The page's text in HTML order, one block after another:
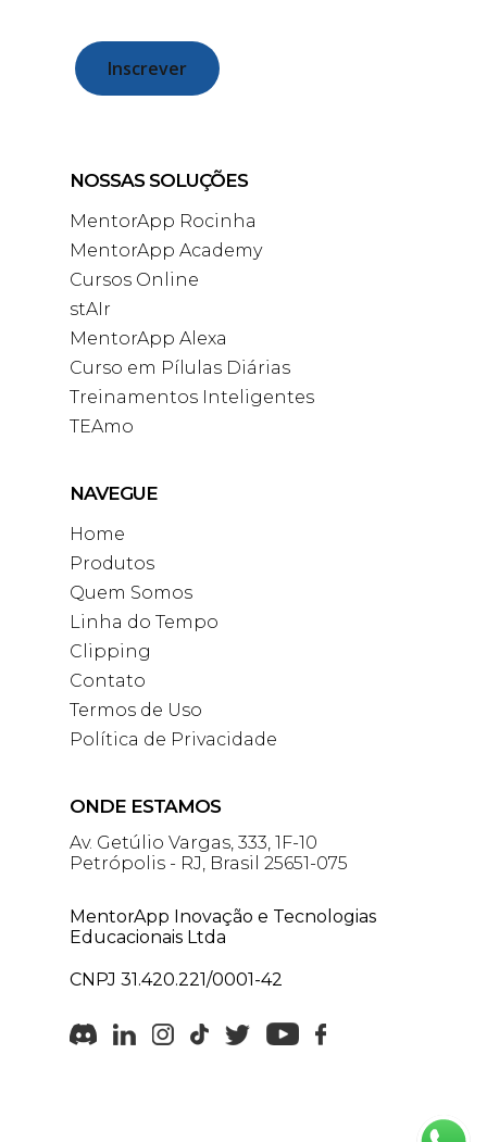
NOSSAS SOLUÇÕES
MentorApp Rocinha
MentorApp Academy
Cursos Online
stAIr
MentorApp Alexa
Curso em Pílulas Diárias
Treinamentos Inteligentes
TEAmo
NAVEGUE
Home
Produtos
Quem Somos
Linha do Tempo
Clipping
Contato
Termos de Uso
Política de Privacidade
ONDE ESTAMOS
Av. Getúlio Vargas, 333, 1F-10
Petrópolis - RJ, Brasil 25651-075
MentorApp Inovação e Tecnologias
Educacionais Ltda
CNPJ 31.420.221/0001-42